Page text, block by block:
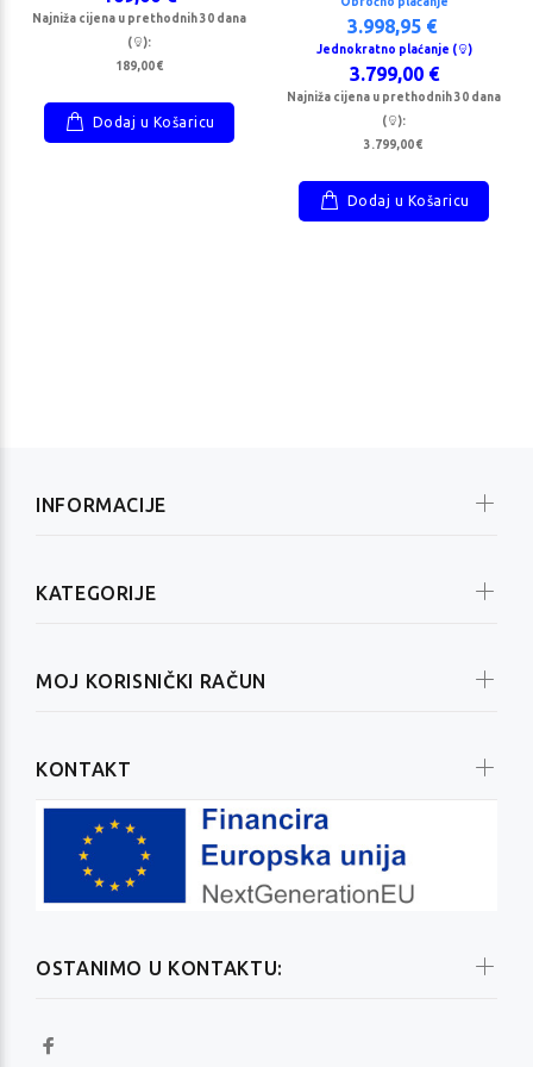
Najniža cijena u prethodnih 30 dana
(
):
189,00 €
Dodaj u Košaricu
3.998,95 €
Jednokratno plaćanje ( )
3.799,00 €
Najniža cijena u prethodnih 30 dana
(
):
3.799,00 €
Dodaj u Košaricu
Jednokratno
)
759,00 €
OSTANIMO U KONTAKTU:
INFORMACIJE
KATEGORIJE
MOJ KORISNIČKI RAČUN
KONTAKT